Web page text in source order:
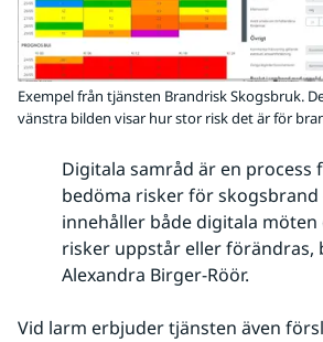
Exempel från tjänsten Brandrisk Skogsbruk.
vänstra bilden visar hur stor risk det är för
Digitala samråd är en process
bedöma risker för skogsbrand
innehåller både digitala
risker uppstår eller förändras,
Alexandra Birger-Röör.
Vid larm erbjuder tjänsten även